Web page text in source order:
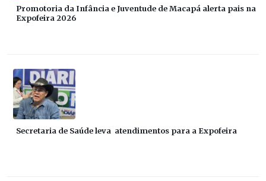
Promotoria da Infância e Juventude de Macapá alerta pais na
Expofeira 2026
Secretaria de Saúde leva atendimentos para a Expofeira